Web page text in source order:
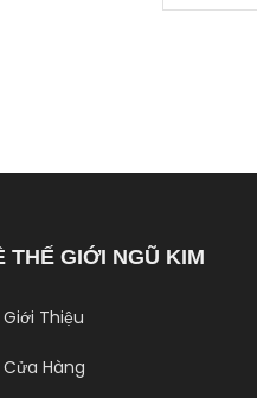
THẾ GIỚI NGŨ KIM
Giới Thiệu
Cửa Hàng